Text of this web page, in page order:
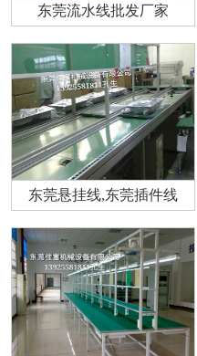
东莞流水线批发厂家
东莞悬挂线,东莞插件线